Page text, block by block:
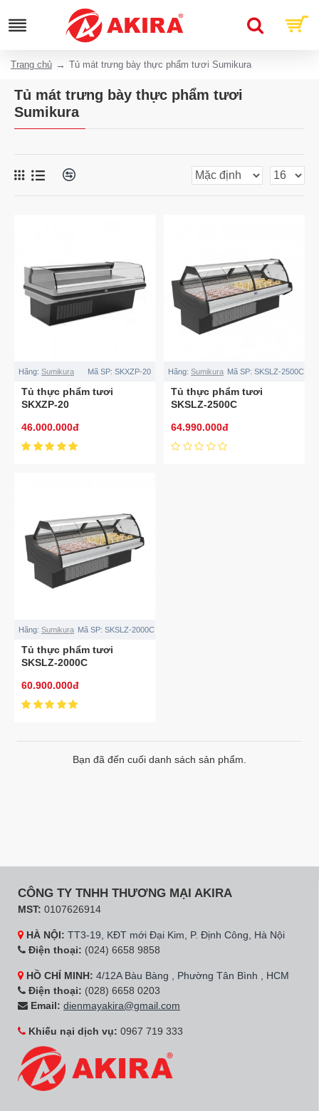
Trang chủ Tủ mát trưng bày thực phẩm tươi Sumikura
Tủ mát trưng bày thực phẩm tươi
Sumikura
Hãng: Sumikura Mã SP: SKXZP-20
Tủ thực phẩm tươi
SKXZP-20
46.000.000đ
Hãng: Sumikura Mã SP: SKSLZ-2500C
Tủ thực phẩm tươi
SKSLZ-2500C
64.990.000đ
Hãng: Sumikura Mã SP: SKSLZ-2000C
Tủ thực phẩm tươi
SKSLZ-2000C
60.900.000đ
Bạn đã đến cuối danh sách sản phẩm.
CÔNG TY TNHH THƯƠNG MẠI AKIRA
MST: 0107626914
HÀ NỘI: TT3-19, KĐT mới Đại Kim, P. Định Công, Hà Nội
Điện thoại: (024) 6658 9858
HỒ CHÍ MINH: 4/12A Bàu Bàng , Phường Tân Bình , HCM
Điện thoại: (028) 6658 0203
Email: dienmayakira@gmail.com
Khiếu nại dịch vụ: 0967 719 333